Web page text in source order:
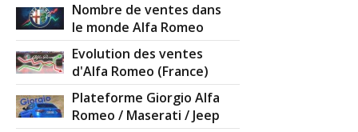
Nombre de ventes dans
le monde Alfa Romeo
Evolution des ventes
d'Alfa Romeo (France)
Plateforme Giorgio Alfa
Romeo / Maserati / Jeep